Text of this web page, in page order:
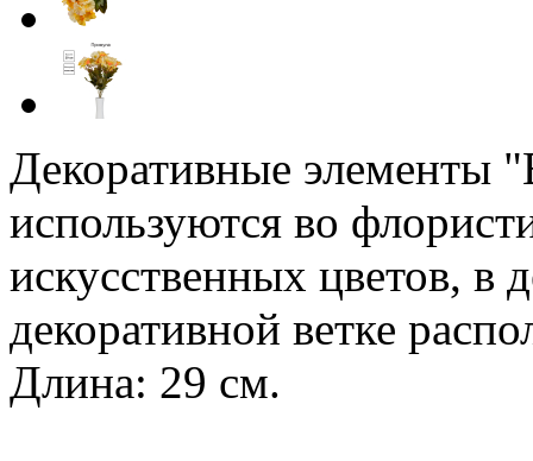
Декоративные элементы
используются во
искусственных цветов, в
декоративной ветке
Длина: 29 см.